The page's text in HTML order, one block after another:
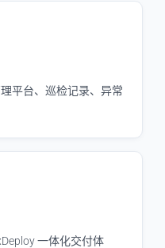
平台、巡检记录、异常
一体化交付体